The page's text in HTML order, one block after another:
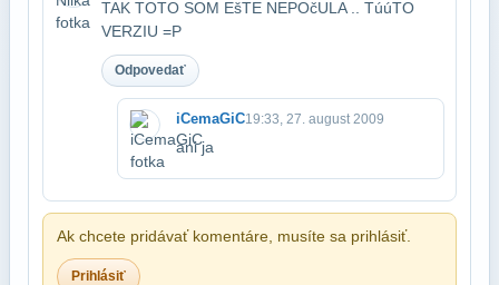
TAK TOTO SOM EšTE NEPOčULA .. TúúTO
VERZIU =P
Odpovedať
iCemaGiC19:33, 27. august 2009
ani ja
Ak chcete pridávať komentáre, musíte sa prihlásiť.
Prihlásiť